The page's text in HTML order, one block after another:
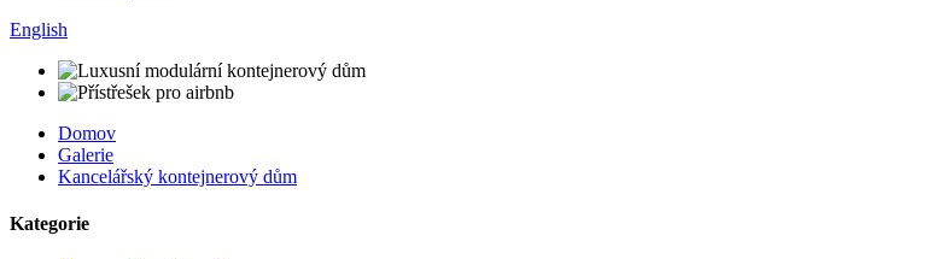
English
Domov
Galerie
Kancelářský kontejnerový dům
Kategorie